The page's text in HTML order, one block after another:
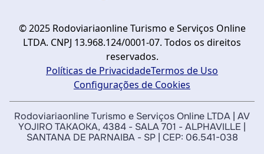
© 2025 Rodoviariaonline Turismo e Serviços Online
LTDA. CNPJ 13.968.124/0001-07. Todos os direitos
reservados.
Políticas de PrivacidadeTermos de Uso
Configurações de Cookies
Rodoviariaonline Turismo e Serviços Online LTDA | AV
YOJIRO TAKAOKA, 4384 - SALA 701 - ALPHAVILLE |
SANTANA DE PARNAIBA - SP | CEP: 06.541-038